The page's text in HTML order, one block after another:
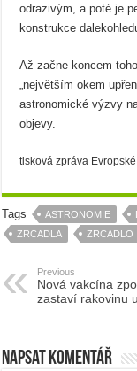
odrazivým, a poté je
konstrukce
Až začne koncem
„největším okem
astronomické výzvy
objevy.
tisková zpráva
Tags ASTRONOMIE
ZRCADLA
ZRCADLO
Previous
Nová vakcína
zastaví rakovinu
Napsat komentář